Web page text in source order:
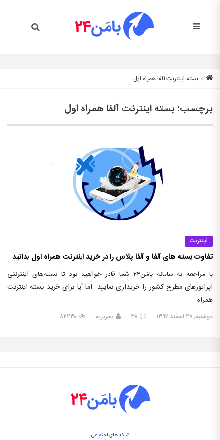
بسته اینترنت آلفا همراه اول
برچسب:بسته اینترنت آلفا همراه اول
اینترنت
تفاوت بسته های آلفا و آلفا پلاس را در خرید اینترنت همراه اول بدانید
با مراجعه به سامانه بامَن۲۴ شما قادر خواهید بود تا بسته‌های اینترنتی
اپراتورهای مطرح کشور را خریداری نمایید. اما آیا برای خرید بسته اینترنت
همراه…
دوشنبه, ۲۷ اسفند ۱۳۹۷ ۳۸ تحریریه ۸۲۲۳۰
شبکه های اجتماعی